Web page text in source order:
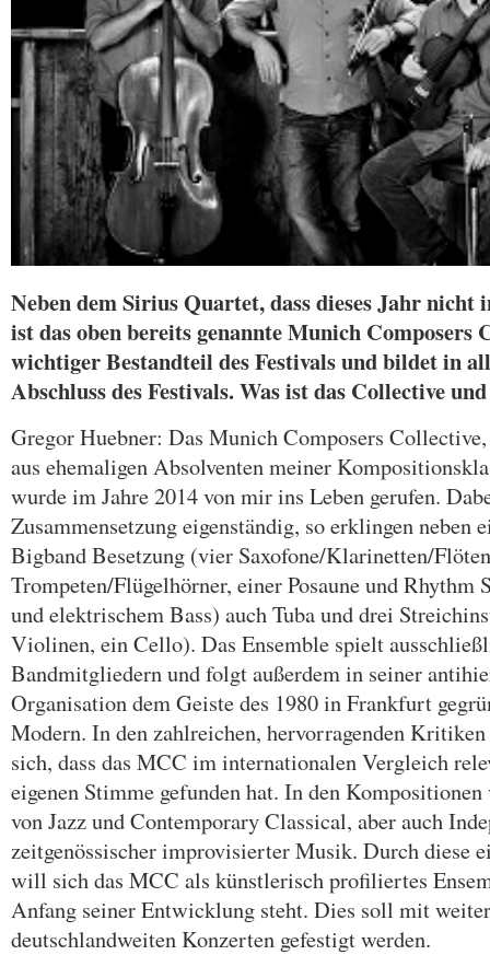
Neben dem Sirius Quartet, dass dieses Jahr nicht
ist das oben bereits genannte Munich Composers
wichtiger Bestandteil des Festivals und bildet in
Abschluss des Festivals. Was ist das Collective
Gregor Huebner: Das Munich Composers
aus ehemaligen Absolventen meiner
wurde im Jahre 2014 von mir ins Leben gerufen.
Zusammensetzung eigenständig, so erklingen neben
Bigband Besetzung (vier Saxofone/Klarinetten/
Trompeten/Flügelhörner, einer Posaune und Rhythm
und elektrischem Bass) auch Tuba und drei
Violinen, ein Cello). Das Ensemble spielt
Bandmitgliedern und folgt außerdem in seiner
Organisation dem Geiste des 1980 in Frankfurt
Modern. In den zahlreichen, hervorragenden Kritiken
sich, dass das MCC im internationalen Vergleich
eigenen Stimme gefunden hat. In den
von Jazz und Contemporary Classical, aber auch
zeitgenössischer improvisierter Musik. Durch diese
will sich das MCC als künstlerisch profiliertes
Anfang seiner Entwicklung steht. Dies soll mit
deutschlandweiten Konzerten gefestigt werden.